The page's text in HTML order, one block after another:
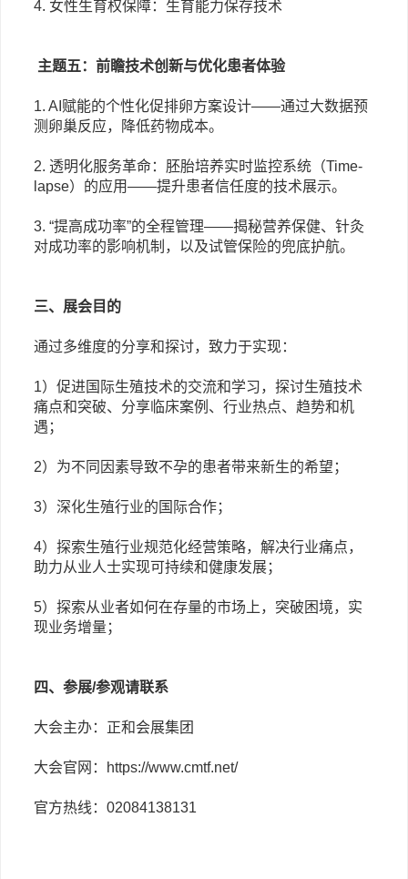
4. 女性生育权保障：生育能力保存技术
主题五：前瞻技术创新与优化患者体验
1. AI赋能的个性化促排卵方案设计——通过大数据预
测卵巢反应，降低药物成本。
2. 透明化服务革命：胚胎培养实时监控系统（Time-
lapse）的应用——提升患者信任度的技术展示。
3. “提高成功率”的全程管理——揭秘营养保健、针灸
对成功率的影响机制，以及试管保险的兜底护航。
三、展会目的
通过多维度的分享和探讨，致力于实现：
1）促进国际生殖技术的交流和学习，探讨生殖技术
痛点和突破、分享临床案例、行业热点、趋势和机
遇；
2）为不同因素导致不孕的患者带来新生的希望；
3）深化生殖行业的国际合作；
4）探索生殖行业规范化经营策略，解决行业痛点，
助力从业人士实现可持续和健康发展；
5）探索从业者如何在存量的市场上，突破困境，实
现业务增量；
四、参展/参观请联系
大会主办：正和会展集团
大会官网：https://www.cmtf.net/
官方热线：02084138131